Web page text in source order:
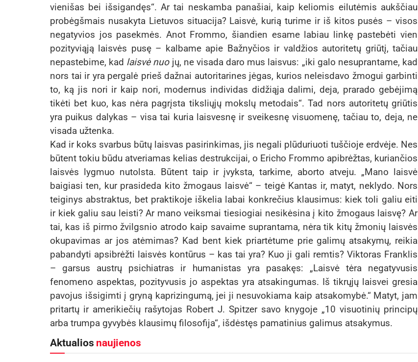
vienišas bei išsigandęs“. Ar tai neskamba panašiai, kaip keliomis eilutėmis aukščiau
probėgšmais nusakyta Lietuvos situacija? Laisvė, kurią turime ir iš kitos pusės – visos
negatyvios jos pasekmės. Anot Frommo, šiandien esame labiau linkę pastebėti vien
pozityviąją laisvės pusę – kalbame apie Bažnyčios ir valdžios autoritetų griūtį, tačiau
nepastebime, kad laisvė nuojų, ne visada daro mus laisvus: „iki galo nesuprantame, kad
nors tai ir yra pergalė prieš dažnai autoritarines jėgas, kurios neleisdavo žmogui garbinti
to, ką jis nori ir kaip nori, modernus individas didžiąja dalimi, deja, prarado gebėjimą
tikėti bet kuo, kas nėra pagrįsta tiksliųjų mokslų metodais“. Tad nors autoritetų griūtis
yra puikus dalykas – visa tai kuria laisvesnę ir sveikesnę visuomenę, tačiau to, deja, ne
visada užtenka.
Kad ir koks svarbus būtų laisvas pasirinkimas, jis negali plūduriuoti tuščioje erdvėje. Nes
būtent tokiu būdu atveriamas kelias destrukcijai, o Ericho Frommo apibrėžtas, kuriančios
laisvės lygmuo nutolsta. Būtent taip ir įvyksta, tarkime, aborto atveju. „Mano laisvė
baigiasi ten, kur prasideda kito žmogaus laisvė“ – teigė Kantas ir, matyt, neklydo. Nors
teiginys abstraktus, bet praktikoje iškelia labai konkrečius klausimus: kiek toli galiu eiti
ir kiek galiu sau leisti? Ar mano veiksmai tiesiogiai nesikėsina į kito žmogaus laisvę? Ar
tai, kas iš pirmo žvilgsnio atrodo kaip savaime suprantama, nėra tik kitų žmonių laisvės
okupavimas ar jos atėmimas? Kad bent kiek priartėtume prie galimų atsakymų, reikia
pabandyti apsibrėžti laisvės kontūrus – kas tai yra? Kuo ji gali remtis? Viktoras Franklis
– garsus austrų psichiatras ir humanistas yra pasakęs: „Laisvė tėra negatyvusis
fenomeno aspektas, pozityvusis jo aspektas yra atsakingumas. Iš tikrųjų laisvei gresia
pavojus išsigimti į gryną kaprizingumą, jei ji nesuvokiama kaip atsakomybė.“ Matyt, jam
pritartų ir amerikiečių rašytojas Robert J. Spitzer savo knygoje „10 visuotinių principų
arba trumpa gyvybės klausimų filosofija“, išdėstęs pamatinius galimus atsakymus.
Aktualios naujienos